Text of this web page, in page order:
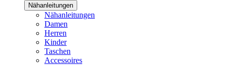
Nähanleitungen
Nähanleitungen
Damen
Herren
Kinder
Taschen
Accessoires